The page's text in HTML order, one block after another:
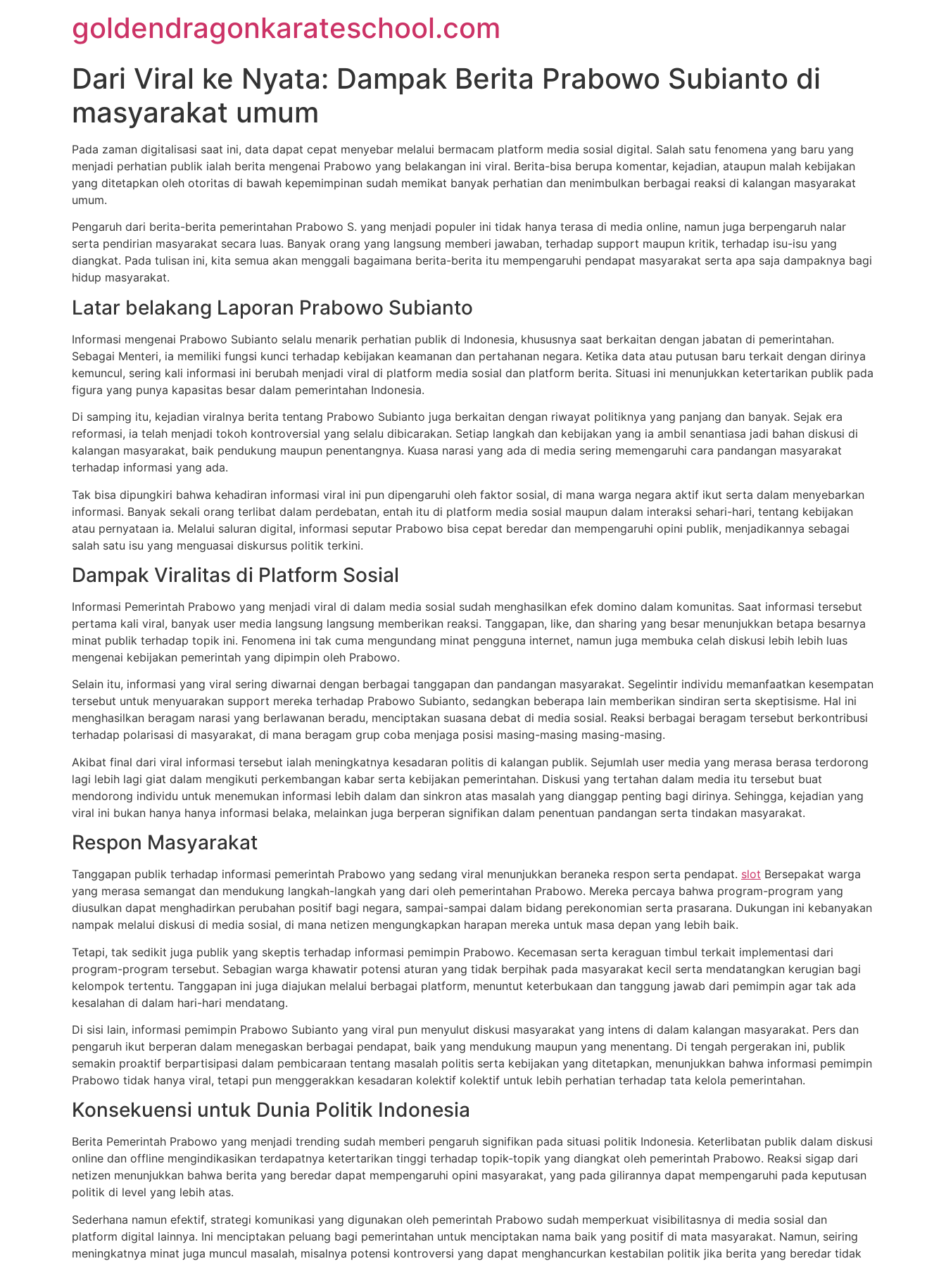
goldendragonkarateschool.com
Dari Viral ke Nyata: Dampak Berita Prabowo Subianto di
masyarakat umum
Pada zaman digitalisasi saat ini, data dapat cepat menyebar melalui bermacam platform media sosial digital. Salah satu fenomena yang baru yang
menjadi perhatian publik ialah berita mengenai Prabowo yang belakangan ini viral. Berita-bisa berupa komentar, kejadian, ataupun malah kebijakan
yang ditetapkan oleh otoritas di bawah kepemimpinan sudah memikat banyak perhatian dan menimbulkan berbagai reaksi di kalangan masyarakat
umum.
Pengaruh dari berita-berita pemerintahan Prabowo S. yang menjadi populer ini tidak hanya terasa di media online, namun juga berpengaruh nalar
serta pendirian masyarakat secara luas. Banyak orang yang langsung memberi jawaban, terhadap support maupun kritik, terhadap isu-isu yang
diangkat. Pada tulisan ini, kita semua akan menggali bagaimana berita-berita itu mempengaruhi pendapat masyarakat serta apa saja dampaknya bagi
hidup masyarakat.
Latar belakang Laporan Prabowo Subianto
Informasi mengenai Prabowo Subianto selalu menarik perhatian publik di Indonesia, khususnya saat berkaitan dengan jabatan di pemerintahan.
Sebagai Menteri, ia memiliki fungsi kunci terhadap kebijakan keamanan dan pertahanan negara. Ketika data atau putusan baru terkait dengan dirinya
kemuncul, sering kali informasi ini berubah menjadi viral di platform media sosial dan platform berita. Situasi ini menunjukkan ketertarikan publik pada
figura yang punya kapasitas besar dalam pemerintahan Indonesia.
Di samping itu, kejadian viralnya berita tentang Prabowo Subianto juga berkaitan dengan riwayat politiknya yang panjang dan banyak. Sejak era
reformasi, ia telah menjadi tokoh kontroversial yang selalu dibicarakan. Setiap langkah dan kebijakan yang ia ambil senantiasa jadi bahan diskusi di
kalangan masyarakat, baik pendukung maupun penentangnya. Kuasa narasi yang ada di media sering memengaruhi cara pandangan masyarakat
terhadap informasi yang ada.
Tak bisa dipungkiri bahwa kehadiran informasi viral ini pun dipengaruhi oleh faktor sosial, di mana warga negara aktif ikut serta dalam menyebarkan
informasi. Banyak sekali orang terlibat dalam perdebatan, entah itu di platform media sosial maupun dalam interaksi sehari-hari, tentang kebijakan
atau pernyataan ia. Melalui saluran digital, informasi seputar Prabowo bisa cepat beredar dan mempengaruhi opini publik, menjadikannya sebagai
salah satu isu yang menguasai diskursus politik terkini.
Dampak Viralitas di Platform Sosial
Informasi Pemerintah Prabowo yang menjadi viral di dalam media sosial sudah menghasilkan efek domino dalam komunitas. Saat informasi tersebut
pertama kali viral, banyak user media langsung langsung memberikan reaksi. Tanggapan, like, dan sharing yang besar menunjukkan betapa besarnya
minat publik terhadap topik ini. Fenomena ini tak cuma mengundang minat pengguna internet, namun juga membuka celah diskusi lebih lebih luas
mengenai kebijakan pemerintah yang dipimpin oleh Prabowo.
Selain itu, informasi yang viral sering diwarnai dengan berbagai tanggapan dan pandangan masyarakat. Segelintir individu memanfaatkan kesempatan
tersebut untuk menyuarakan support mereka terhadap Prabowo Subianto, sedangkan beberapa lain memberikan sindiran serta skeptisisme. Hal ini
menghasilkan beragam narasi yang berlawanan beradu, menciptakan suasana debat di media sosial. Reaksi berbagai beragam tersebut berkontribusi
terhadap polarisasi di masyarakat, di mana beragam grup coba menjaga posisi masing-masing masing-masing.
Akibat final dari viral informasi tersebut ialah meningkatnya kesadaran politis di kalangan publik. Sejumlah user media yang merasa berasa terdorong
lagi lebih lagi giat dalam mengikuti perkembangan kabar serta kebijakan pemerintahan. Diskusi yang tertahan dalam media itu tersebut buat
mendorong individu untuk menemukan informasi lebih dalam dan sinkron atas masalah yang dianggap penting bagi dirinya. Sehingga, kejadian yang
viral ini bukan hanya hanya informasi belaka, melainkan juga berperan signifikan dalam penentuan pandangan serta tindakan masyarakat.
Respon Masyarakat
Tanggapan publik terhadap informasi pemerintah Prabowo yang sedang viral menunjukkan beraneka respon serta pendapat. slot Bersepakat warga
yang merasa semangat dan mendukung langkah-langkah yang dari oleh pemerintahan Prabowo. Mereka percaya bahwa program-program yang
diusulkan dapat menghadirkan perubahan positif bagi negara, sampai-sampai dalam bidang perekonomian serta prasarana. Dukungan ini kebanyakan
nampak melalui diskusi di media sosial, di mana netizen mengungkapkan harapan mereka untuk masa depan yang lebih baik.
Tetapi, tak sedikit juga publik yang skeptis terhadap informasi pemimpin Prabowo. Kecemasan serta keraguan timbul terkait implementasi dari
program-program tersebut. Sebagian warga khawatir potensi aturan yang tidak berpihak pada masyarakat kecil serta mendatangkan kerugian bagi
kelompok tertentu. Tanggapan ini juga diajukan melalui berbagai platform, menuntut keterbukaan dan tanggung jawab dari pemimpin agar tak ada
kesalahan di dalam hari-hari mendatang.
Di sisi lain, informasi pemimpin Prabowo Subianto yang viral pun menyulut diskusi masyarakat yang intens di dalam kalangan masyarakat. Pers dan
pengaruh ikut berperan dalam menegaskan berbagai pendapat, baik yang mendukung maupun yang menentang. Di tengah pergerakan ini, publik
semakin proaktif berpartisipasi dalam pembicaraan tentang masalah politis serta kebijakan yang ditetapkan, menunjukkan bahwa informasi pemimpin
Prabowo tidak hanya viral, tetapi pun menggerakkan kesadaran kolektif kolektif untuk lebih perhatian terhadap tata kelola pemerintahan.
Konsekuensi untuk Dunia Politik Indonesia
Berita Pemerintah Prabowo yang menjadi trending sudah memberi pengaruh signifikan pada situasi politik Indonesia. Keterlibatan publik dalam diskusi
online dan offline mengindikasikan terdapatnya ketertarikan tinggi terhadap topik-topik yang diangkat oleh pemerintah Prabowo. Reaksi sigap dari
netizen menunjukkan bahwa berita yang beredar dapat mempengaruhi opini masyarakat, yang pada gilirannya dapat mempengaruhi pada keputusan
politik di level yang lebih atas.
Sederhana namun efektif, strategi komunikasi yang digunakan oleh pemerintah Prabowo sudah memperkuat visibilitasnya di media sosial dan
platform digital lainnya. Ini menciptakan peluang bagi pemerintahan untuk menciptakan nama baik yang positif di mata masyarakat. Namun, seiring
meningkatnya minat juga muncul masalah, misalnya potensi kontroversi yang dapat menghancurkan kestabilan politik jika berita yang beredar tidak